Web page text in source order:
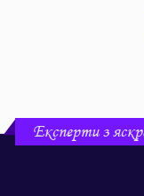
Експерти з